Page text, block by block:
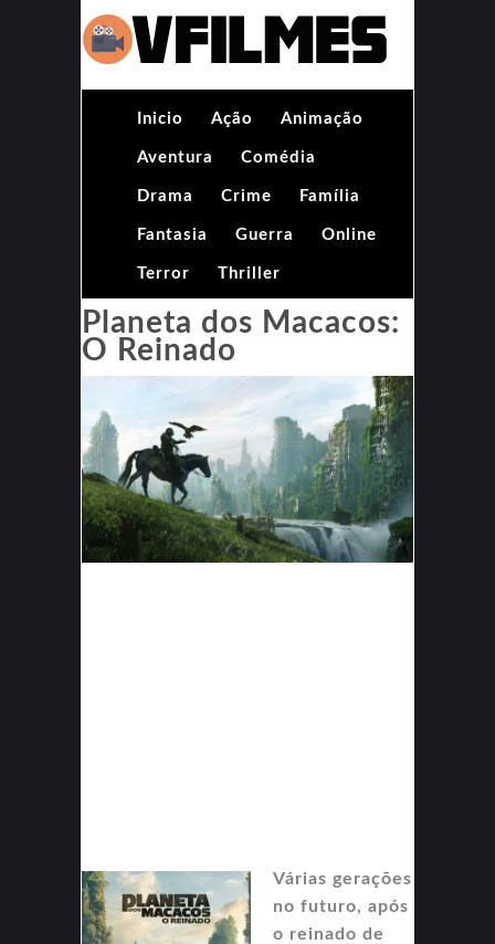
Inicio Ação Animação
Aventura Comédia
Drama Crime Família
Fantasia Guerra Online
Terror Thriller
Planeta dos Macacos:
O Reinado
Várias gerações
no futuro, após
o reinado de